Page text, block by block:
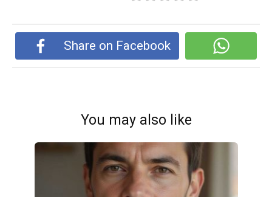
Share on Facebook
You may also like